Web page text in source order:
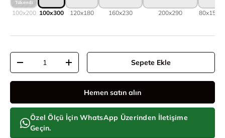
100x200 100x300 120x180 160x230 200x290 80x150
Adet
Adeti azalt
Adeti artır Sepete Ekle
Hemen satın alın
Özel Ölçü İçin WhatsApp Üzerinden İletişime
Geçin.